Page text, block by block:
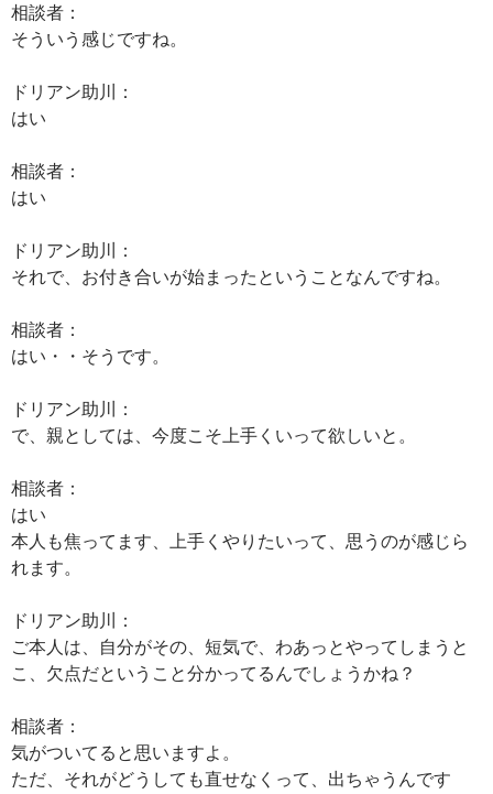
相談者：
そういう感じですね。
ドリアン助川：
はい
相談者：
はい
ドリアン助川：
それで、お付き合いが始まったということなんですね。
相談者：
はい・・そうです。
ドリアン助川：
で、親としては、今度こそ上手くいって欲しいと。
相談者：
はい
本人も焦ってます、上手くやりたいって、思うのが感じら
れます。
ドリアン助川：
ご本人は、自分がその、短気で、わあっとやってしまうと
こ、欠点だということ分かってるんでしょうかね？
相談者：
気がついてると思いますよ。
ただ、それがどうしても直せなくって、出ちゃうんです